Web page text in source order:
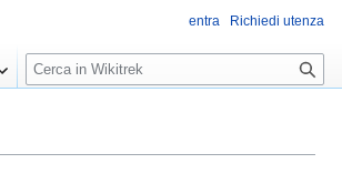
entra Richiedi utenza
R
i
r